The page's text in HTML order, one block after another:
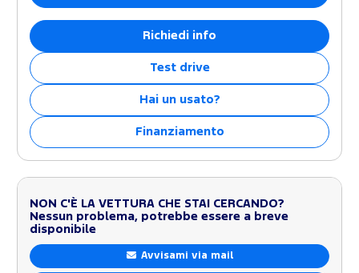
Richiedi info
Test drive
Hai un usato?
Finanziamento
NON C'È LA VETTURA CHE STAI CERCANDO?
Nessun problema, potrebbe essere a breve
disponibile
Avvisami via mail